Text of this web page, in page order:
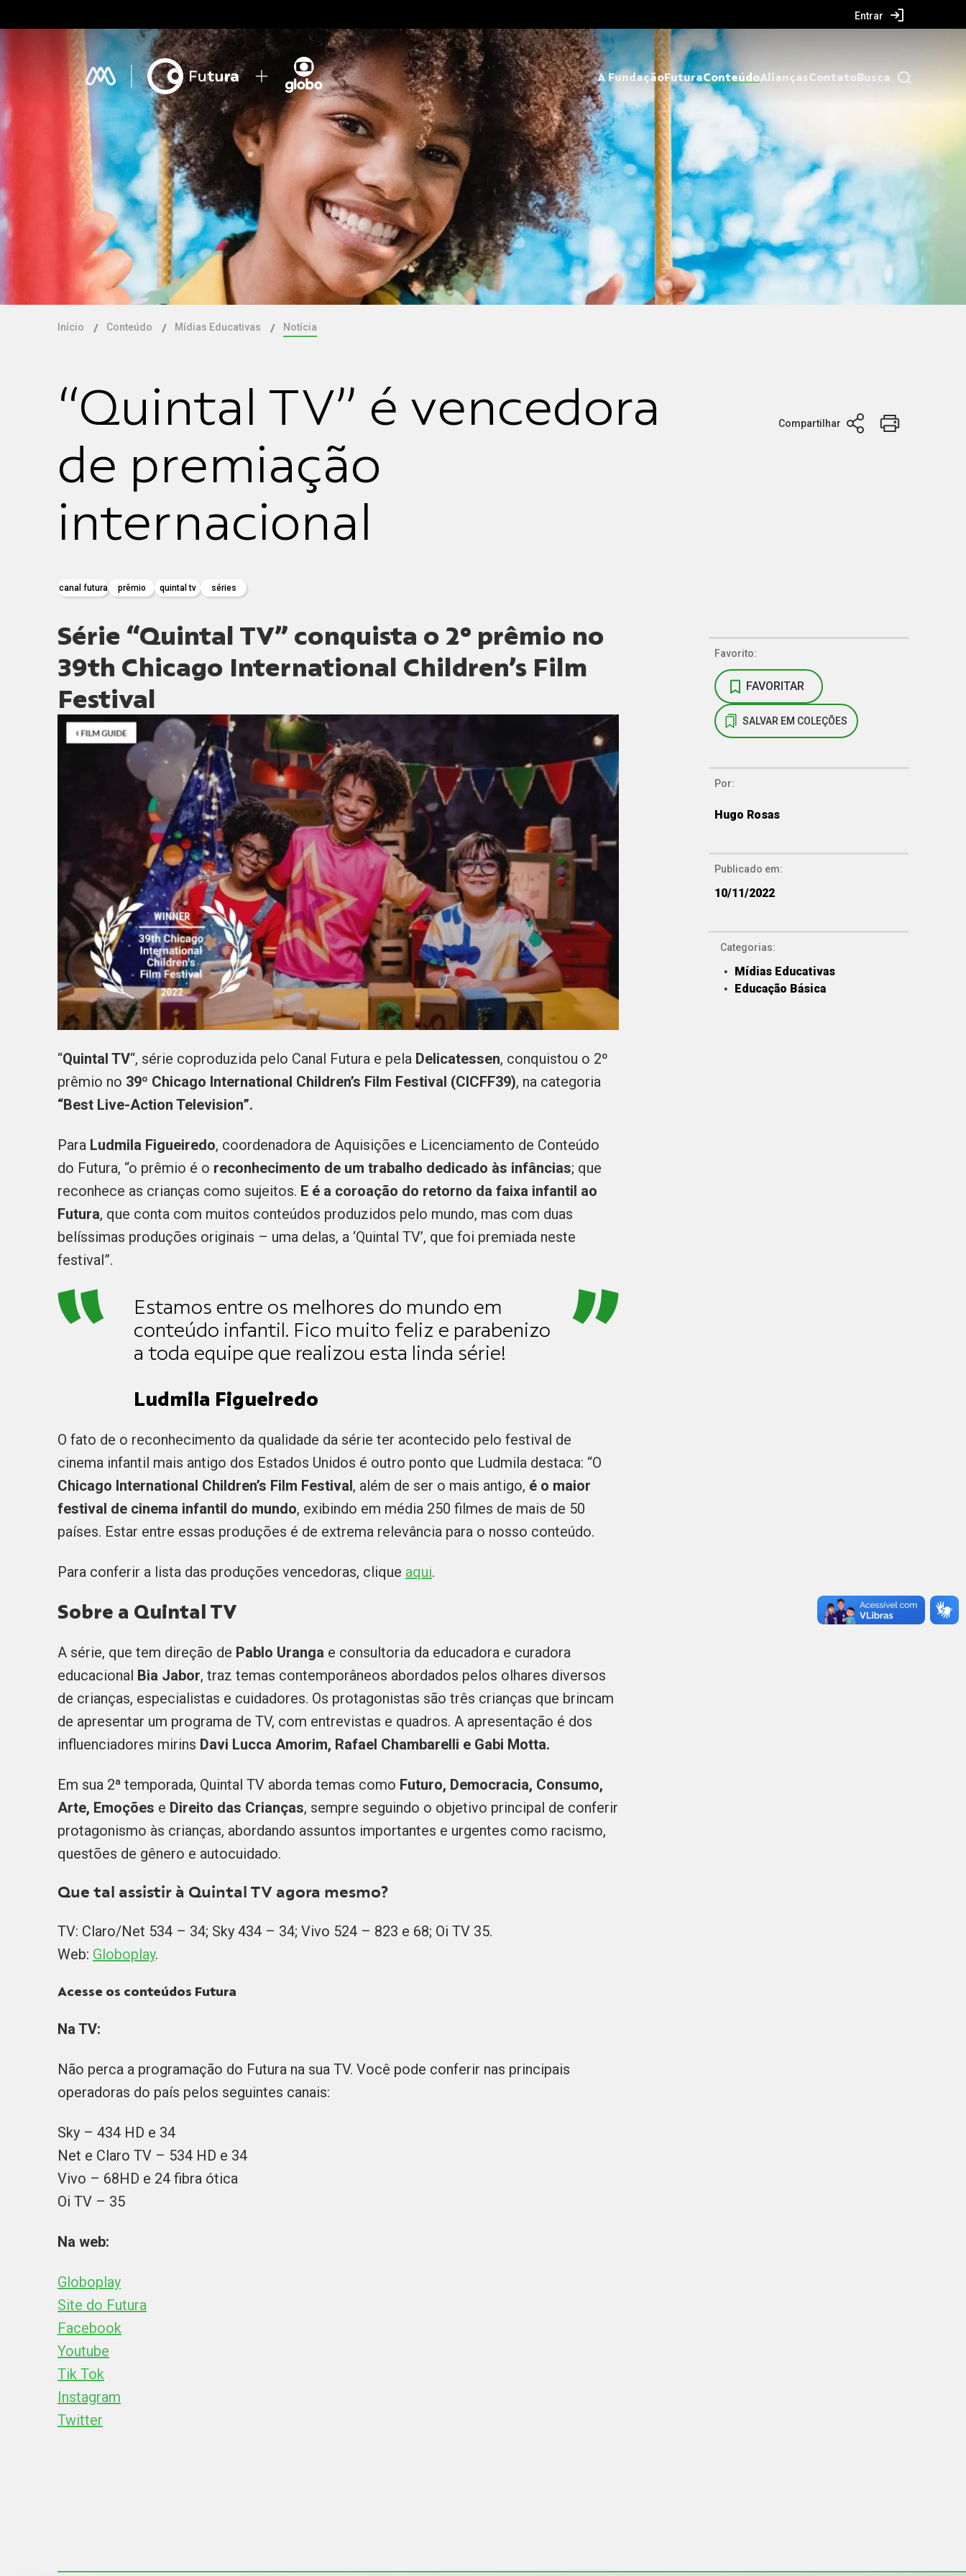
Entrar
A FundaçãoFuturaConteúdoAliançasContatoBusca
Início Conteúdo Mídias Educativas Notícia
“Quintal TV” é vencedora
de premiação
internacional
canal futura prêmio quintal tv séries
Compartilhar
Série “Quintal TV” conquista o 2º prêmio no
39th Chicago International Children’s Film
Festival
“Quintal TV“, série coproduzida pelo Canal Futura e pela Delicatessen, conquistou o 2º
prêmio no 39º Chicago International Children’s Film Festival (CICFF39), na categoria
“Best Live-Action Television”.
Para Ludmila Figueiredo, coordenadora de Aquisições e Licenciamento de Conteúdo
do Futura, “o prêmio é o reconhecimento de um trabalho dedicado às infâncias; que
reconhece as crianças como sujeitos. E é a coroação do retorno da faixa infantil ao
Futura, que conta com muitos conteúdos produzidos pelo mundo, mas com duas
belíssimas produções originais – uma delas, a ‘Quintal TV’, que foi premiada neste
festival”.
Estamos entre os melhores do mundo em
conteúdo infantil. Fico muito feliz e parabenizo
a toda equipe que realizou esta linda série!
Ludmila Figueiredo
O fato de o reconhecimento da qualidade da série ter acontecido pelo festival de
cinema infantil mais antigo dos Estados Unidos é outro ponto que Ludmila destaca: “O
Chicago International Children’s Film Festival, além de ser o mais antigo, é o maior
festival de cinema infantil do mundo, exibindo em média 250 filmes de mais de 50
países. Estar entre essas produções é de extrema relevância para o nosso conteúdo.
Para conferir a lista das produções vencedoras, clique aqui.
Sobre a Quintal TV
A série, que tem direção de Pablo Uranga e consultoria da educadora e curadora
educacional Bia Jabor, traz temas contemporâneos abordados pelos olhares diversos
de crianças, especialistas e cuidadores. Os protagonistas são três crianças que brincam
de apresentar um programa de TV, com entrevistas e quadros. A apresentação é dos
influenciadores mirins Davi Lucca Amorim, Rafael Chambarelli e Gabi Motta.
Em sua 2ª temporada, Quintal TV aborda temas como Futuro, Democracia, Consumo,
Arte, Emoções e Direito das Crianças, sempre seguindo o objetivo principal de conferir
protagonismo às crianças, abordando assuntos importantes e urgentes como racismo,
questões de gênero e autocuidado.
Que tal assistir à Quintal TV agora mesmo?
TV: Claro/Net 534 – 34; Sky 434 – 34; Vivo 524 – 823 e 68; Oi TV 35.
Web: Globoplay.
Acesse os conteúdos Futura
Na TV:
Não perca a programação do Futura na sua TV. Você pode conferir nas principais
operadoras do país pelos seguintes canais:
Sky – 434 HD e 34
Net e Claro TV – 534 HD e 34
Vivo – 68HD e 24 fibra ótica
Oi TV – 35
Na web:
Globoplay
Site do Futura
Facebook
Youtube
Tik Tok
Instagram
Twitter
Favorito:
FAVORITAR
SALVAR EM COLEÇÕES
Por:
Hugo Rosas
Publicado em:
10/11/2022
Categorias:
Mídias Educativas
Educação Básica